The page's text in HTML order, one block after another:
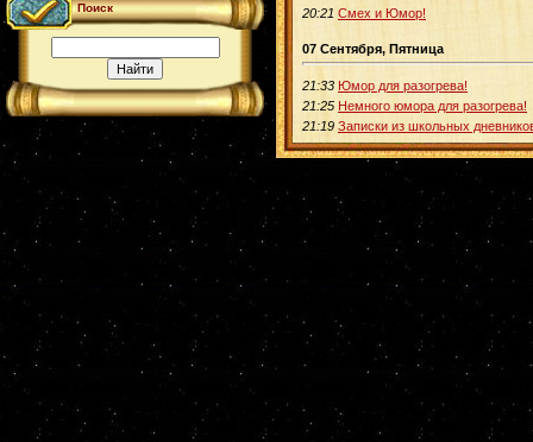
Поиск 20:21 Смех и Юмор!
07 Сентября, Пятница
21:33 Юмор для разогрева!
21:25 Немного юмора для разогрева!
21:19 Записки из школьных